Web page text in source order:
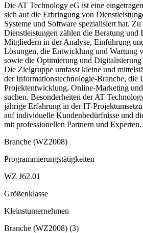
Die AT Technology eG ist eine
sich auf die Erbringung von
Systeme und Software spezialisiert hat. Zu
Dienstleistungen zählen die Beratung und
Mitgliedern in der Analyse, Einführung
Lösungen, die Entwicklung und Wartung
sowie die Optimierung und Digitalisierung
Die Zielgruppe umfasst kleine und
der Informationstechnologie-Branche, die
Projektentwicklung, Online-Marketing
suchen. Besonderheiten der AT
jährige Erfahrung in der IT-
auf individuelle Kundenbedürfnisse und
mit professionellen Partnern und Experten.
Branche (WZ2008)
Programmierungstätigkeiten
WZ J62.01
Größenklasse
Kleinstunternehmen
Branche (WZ2008) (3)